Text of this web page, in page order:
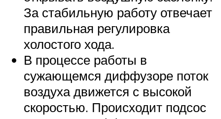
За стабильную работу отвечает
правильная регулировка
холостого хода.
В процессе работы в
сужающемся диффузоре поток
воздуха движется с высокой
скоростью. Происходит подсос